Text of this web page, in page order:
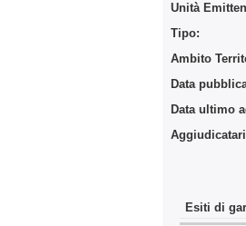
Unità
Tipo:
Ambito
Data
Data ultimo
Esiti di